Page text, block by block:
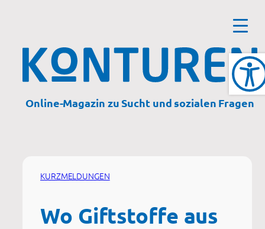
Online-Magazin zu Sucht und sozialen Fragen
KURZMELDUNGEN
Wo Giftstoffe aus